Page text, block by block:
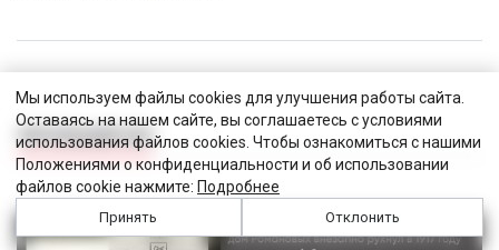
ЧИТАЛЬНЫЙ ЗАЛ
Мы используем файлы cookies для улучшения работы сайта.
Оставаясь на нашем сайте, вы соглашаетесь с условиями
использования файлов cookies. Чтобы ознакомиться с нашими
Положениями о конфиденциальности и об использовании
файлов cookie нажмите: Подробнее
Принять Отклонить